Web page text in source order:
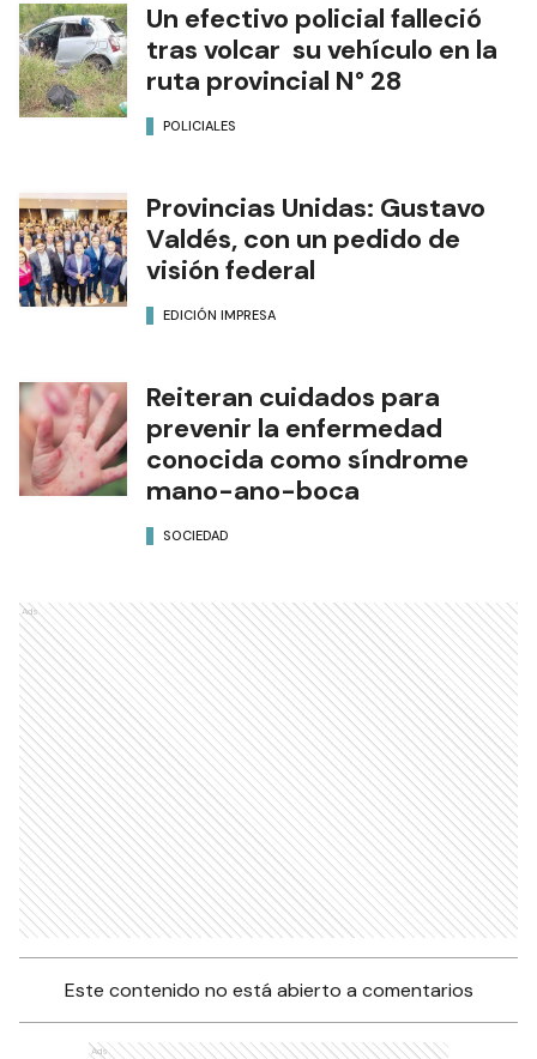
Un efectivo policial falleció
tras volcar su vehículo en la
ruta provincial N° 28
POLICIALES
Provincias Unidas: Gustavo
Valdés, con un pedido de
visión federal
EDICIÓN IMPRESA
Reiteran cuidados para
prevenir la enfermedad
conocida como síndrome
mano-ano-boca
SOCIEDAD
Ads
Este contenido no está abierto a comentarios
Ads